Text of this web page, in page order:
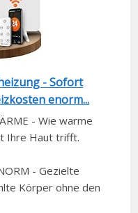
- Sofort
enorm...
- Wie warme
Ihre Haut trifft.
- Gezielte
Körper ohne den